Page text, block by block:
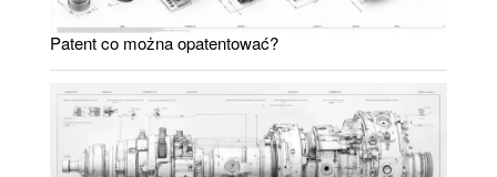
Patent co można opatentować?